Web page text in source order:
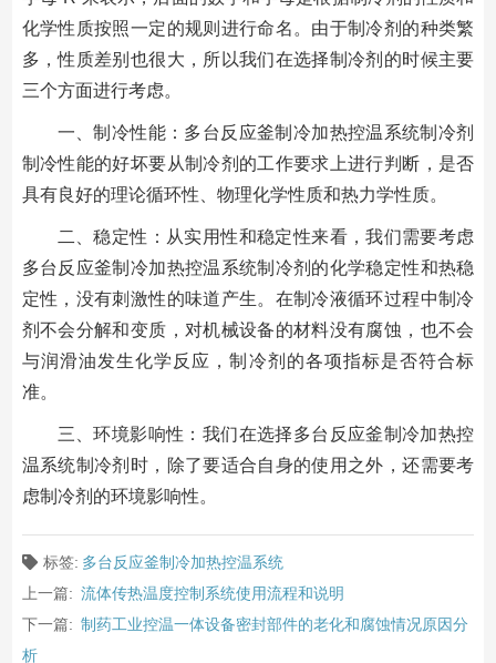
化学性质按照一定的规则进行命名。由于制冷剂的种类繁
多，性质差别也很大，所以我们在选择制冷剂的时候主要
三个方面进行考虑。
一、制冷性能：多台反应釜制冷加热控温系统制冷剂
制冷性能的好坏要从制冷剂的工作要求上进行判断，是否
具有良好的理论循环性、物理化学性质和热力学性质。
二、稳定性：从实用性和稳定性来看，我们需要考虑
多台反应釜制冷加热控温系统制冷剂的化学稳定性和热稳
定性，没有刺激性的味道产生。在制冷液循环过程中制冷
剂不会分解和变质，对机械设备的材料没有腐蚀，也不会
与润滑油发生化学反应，制冷剂的各项指标是否符合标
准。
三、环境影响性：我们在选择多台反应釜制冷加热控
温系统制冷剂时，除了要适合自身的使用之外，还需要考
虑制冷剂的环境影响性。
标签: 多台反应釜制冷加热控温系统
上一篇: 流体传热温度控制系统使用流程和说明
下一篇: 制药工业控温一体设备密封部件的老化和腐蚀情况原因分
析